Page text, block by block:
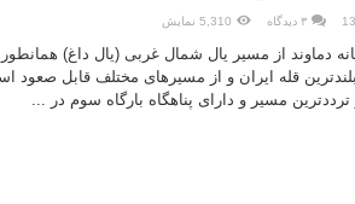
۳ دیدگاه 5,310 نمایش
دماوند از مسیر یال شمال غربی (یال داغ)
مسیر و دارای پناهگاه بارگاه سوم در ...